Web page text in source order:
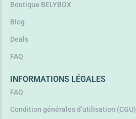
Boutique BELYBOX
Blog
Deals
FAQ
INFORMATIONS LÉGALES
FAQ
Condition générales d’utilisation (CGU)